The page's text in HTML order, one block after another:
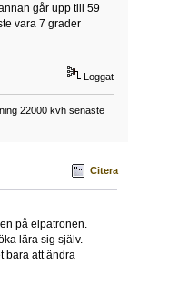
går upp till 59
vara 7 grader
Loggat
22000 kvh senaste
Citera
på elpatronen.
lära sig själv.
bara att ändra